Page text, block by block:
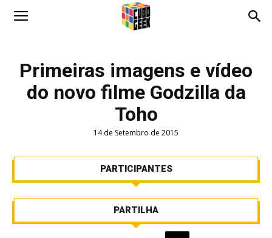
Primeiras imagens e vídeo
do novo filme Godzilla da
Toho
14 de Setembro de 2015
PARTICIPANTES
PARTILHA